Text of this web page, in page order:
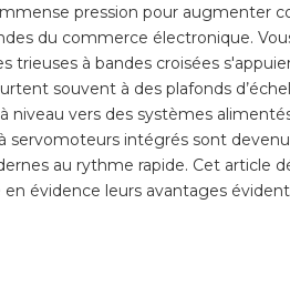
pression pour augmenter
du commerce électronique.
trieuses à bandes croisées
souvent à des plafonds
vers des systèmes
servomoteurs intégrés sont
au rythme rapide. Cet article
évidence leurs avantages